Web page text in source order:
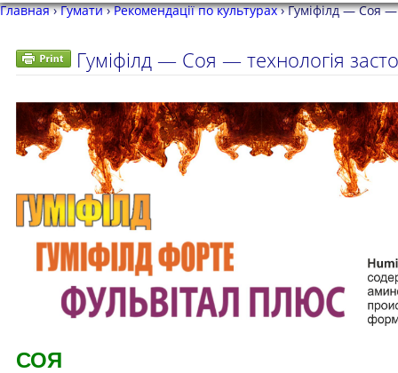
Главная › Гумати › Рекомендації по культурах › Гуміфілд — Соя —
Гуміфілд — Соя — технологія
СОЯ